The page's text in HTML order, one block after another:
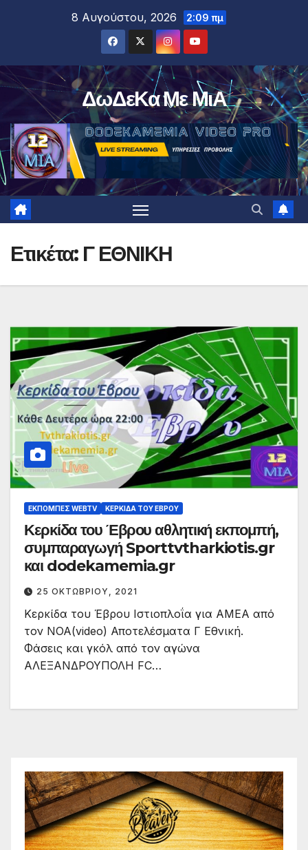
8 Αυγούστου, 2026 2:09 πμ
ΔωΔεΚα Με ΜιΑ
Ετικέτα: Γ ΕΘΝΙΚΗ
ΕΚΠΟΜΠΈΣ WEBTV ΚΕΡΚΊΔΑ ΤΟΥ ΈΒΡΟΥ
Κερκίδα του Έβρου αθλητική εκπομπή,
συμπαραγωγή Sporttvtharkiotis.gr
και dodekamemia.gr
25 ΟΚΤΩΒΡΊΟΥ, 2021
Κερκίδα του Έβρου Ιστιοπλοΐα για ΑΜΕΑ από
τον ΝΟΑ(video) Αποτελέσματα Γ Εθνική.
Φάσεις και γκόλ από τον αγώνα
ΑΛΕΞΑΝΔΡΟΥΠΟΛΗ FC…